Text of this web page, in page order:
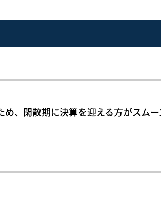
、閑散期に決算を迎える方がスム